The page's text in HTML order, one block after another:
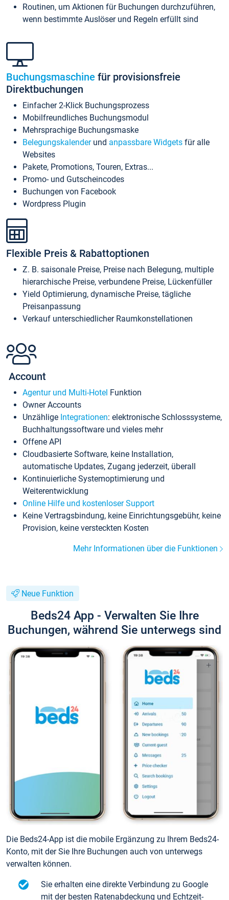
Routinen, um Aktionen für Buchungen durchzuführen,
wenn bestimmte Auslöser und Regeln erfüllt sind
Buchungsmaschine für provisionsfreie
Direktbuchungen
Einfacher 2-Klick Buchungsprozess
Mobilfreundliches Buchungsmodul
Mehrsprachige Buchungsmaske
Belegungskalenderund anpassbare Widgets für alle
Websites
Pakete, Promotions, Touren, Extras...
Promo- und Gutscheincodes
Buchungen von Facebook
Wordpress Plugin
Flexible Preis & Rabattoptionen
Z. B. saisonale Preise, Preise nach Belegung, multiple
hierarchische Preise, verbundene Preise, Lückenfüller
Yield Optimierung, dynamische Preise, tägliche
Preisanpassung
Verkauf unterschiedlicher Raumkonstellationen
Account
Agentur und Multi-Hotel Funktion
Owner Accounts
Unzählige Integrationen: elektronische Schlosssysteme,
Buchhaltungssoftware und vieles mehr
Offene API
Cloudbasierte Software, keine Installation,
automatische Updates, Zugang jederzeit, überall
Kontinuierliche Systemoptimierung und
Weiterentwicklung
Online Hilfe und kostenloser Support
Keine Vertragsbindung, keine Einrichtungsgebühr, keine
Provision, keine versteckten Kosten
Mehr Informationen über die Funktionen
Neue Funktion
Beds24 App - Verwalten Sie Ihre
Buchungen, während Sie unterwegs sind
Die Beds24-App ist die mobile Ergänzung zu Ihrem Beds24-
Konto, mit der Sie Ihre Buchungen auch von unterwegs
verwalten können.
Sie erhalten eine direkte Verbindung zu Google
mit der besten Ratenabdeckung und Echtzeit-